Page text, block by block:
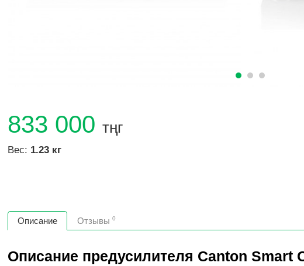
833 000 тңг
Вес: 1.23 кг
Описание Отзывы 0
Описание предусилителя Canton Smart